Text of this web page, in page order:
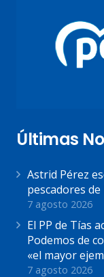
Últimas
Astrid Pérez
pescadores
7 agosto 2026
El PP de Tías
Podemos de
«el mayor
7 agosto 2026